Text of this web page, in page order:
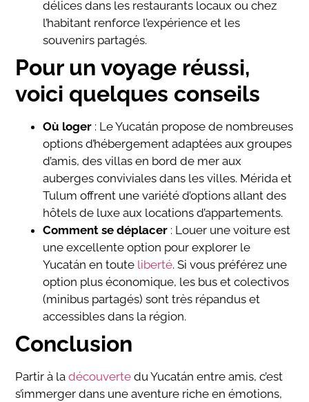
délices dans les restaurants locaux ou chez
l’habitant renforce l’expérience et les
souvenirs partagés.
Pour un voyage réussi,
voici quelques conseils
Où loger : Le Yucatán propose de nombreuses
options d’hébergement adaptées aux groupes
d’amis, des villas en bord de mer aux
auberges conviviales dans les villes. Mérida et
Tulum offrent une variété d’options allant des
hôtels de luxe aux locations d’appartements.
Comment se déplacer : Louer une voiture est
une excellente option pour explorer le
Yucatán en toute liberté. Si vous préférez une
option plus économique, les bus et colectivos
(minibus partagés) sont très répandus et
accessibles dans la région.
Conclusion
Partir à ladécouverte du Yucatán entre amis, c’est
s’immerger dans une aventure riche en émotions,